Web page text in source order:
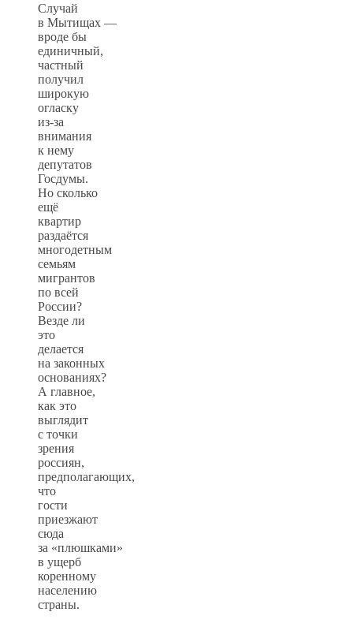
Случай
в Мытищах —
вроде бы
единичный,
частный
получил
широкую
огласку
из-за
внимания
к нему
депутатов
Госдумы.
Но сколько
ещё
квартир
раздаётся
многодетным
семьям
мигрантов
по всей
России?
Везде ли
это
делается
на законных
основаниях?
А главное,
как это
выглядит
с точки
зрения
россиян,
предполагающих,
что
гости
приезжают
сюда
за «плюшками»
в ущерб
коренному
населению
страны.